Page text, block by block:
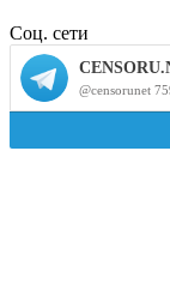
Соц. сети